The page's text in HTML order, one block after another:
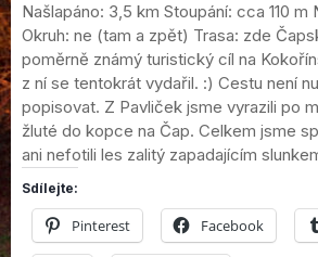
Našlapáno: 3,5 km Stoupání: cca 110 m
Okruh: ne (tam a zpět) Trasa: zde
poměrně známý turistický cíl na
z ní se tentokrát vydařil. :) Cestu není
popisovat. Z Pavliček jsme vyrazili po
žluté do kopce na Čap. Celkem jsme
ani nefotili les zalitý zapadajícím
Sdílejte:
Pinterest Facebook